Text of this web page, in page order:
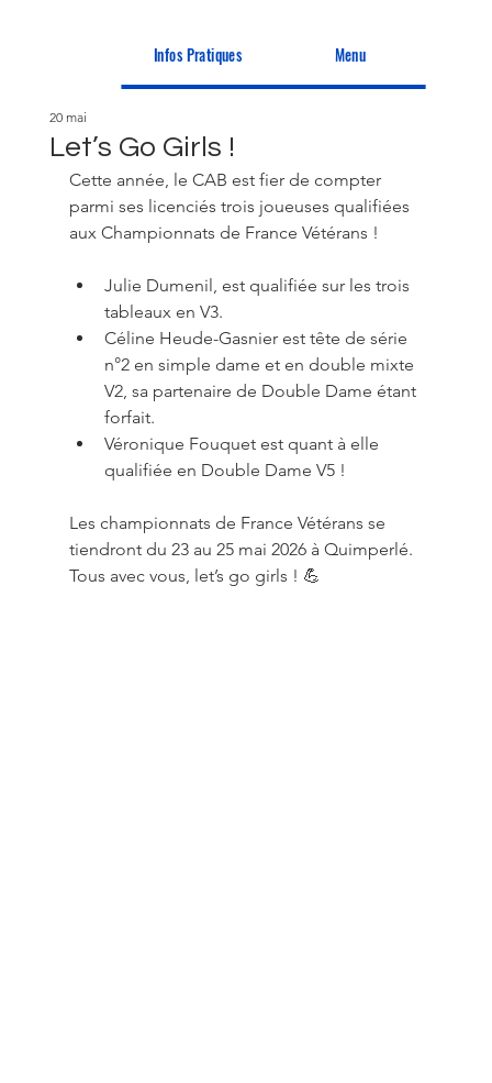
Infos Pratiques Menu
Let’s Go Girls !
20 mai
Cette année, le CAB est fier de compter
parmi ses licenciés trois joueuses qualifiées
aux Championnats de France Vétérans !
Julie Dumenil, est qualifiée sur les trois
tableaux en V3.
Céline Heude-Gasnier est tête de série
n°2 en simple dame et en double mixte
V2, sa partenaire de Double Dame étant
forfait.
Véronique Fouquet est quant à elle
qualifiée en Double Dame V5 !
Les championnats de France Vétérans se
tiendront du 23 au 25 mai 2026 à Quimperlé.
Tous avec vous, let’s go girls ! 💪